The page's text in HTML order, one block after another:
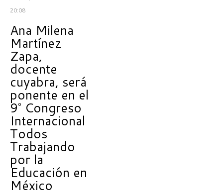
20:08
Ana Milena
Martínez
Zapa,
docente
cuyabra, será
ponente en el
9° Congreso
Internacional
Todos
Trabajando
por la
Educación en
México